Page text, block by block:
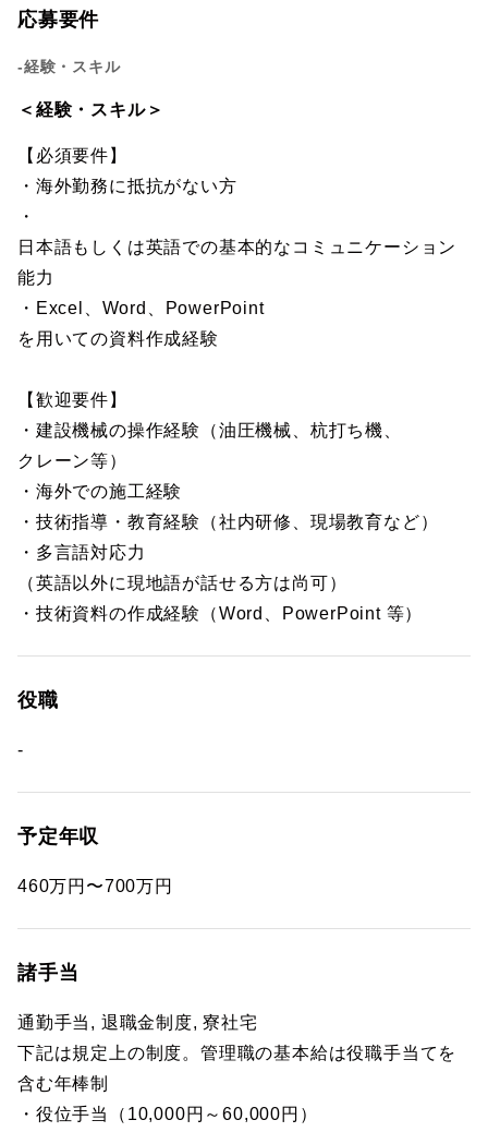
応募要件
-経験・スキル
＜経験・スキル＞
【必須要件】
・海外勤務に抵抗がない方
・
日本語もしくは英語での基本的なコミュニケーション
能力
・Excel、Word、PowerPoint
を用いての資料作成経験
【歓迎要件】
・建設機械の操作経験（油圧機械、杭打ち機、
クレーン等）
・海外での施工経験
・技術指導・教育経験（社内研修、現場教育など）
・多言語対応力
（英語以外に現地語が話せる方は尚可）
・技術資料の作成経験（Word、PowerPoint 等）
役職
-
予定年収
460万円〜700万円
諸手当
通勤手当, 退職金制度, 寮社宅
下記は規定上の制度。管理職の基本給は役職手当てを
含む年棒制
・役位手当（10,000円～60,000円）